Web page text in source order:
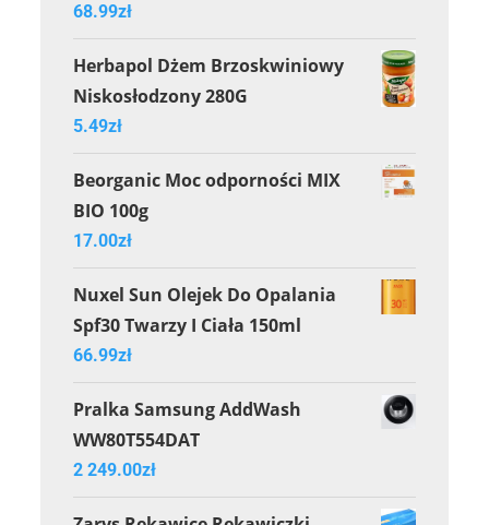
68.99zł
Herbapol Dżem Brzoskwiniowy
Niskosłodzony 280G
5.49zł
Beorganic Moc odporności MIX
BIO 100g
17.00zł
Nuxel Sun Olejek Do Opalania
Spf30 Twarzy I Ciała 150ml
66.99zł
Pralka Samsung AddWash
WW80T554DAT
2 249.00zł